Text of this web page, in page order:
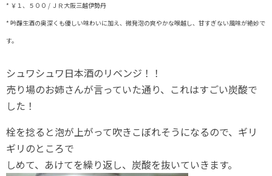
* ￥１、５００ / ＪＲ大阪三越伊勢丹
* 吟醸生酒の奥深くも優しい味わいに加え、微発泡の爽やかな喉越し、甘すぎない風味が絶妙で
す。
シュワシュワ日本酒のリベンジ！！
売り場のお姉さんが言っていた通り、これはすごい炭酸で
した！
栓を捻ると泡が上がって吹きこぼれそうになるので、ギリ
ギリのところで
しめて、あけてを繰り返し、炭酸を抜いていきます。